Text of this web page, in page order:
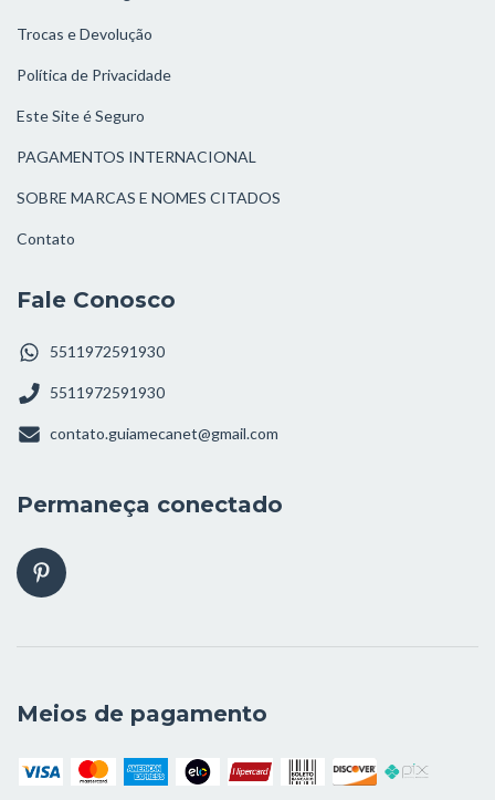
Trocas e Devolução
Política de Privacidade
Este Site é Seguro
PAGAMENTOS INTERNACIONAL
SOBRE MARCAS E NOMES CITADOS
Contato
Fale Conosco
5511972591930
5511972591930
contato.guiamecanet@gmail.com
Permaneça conectado
Meios de pagamento